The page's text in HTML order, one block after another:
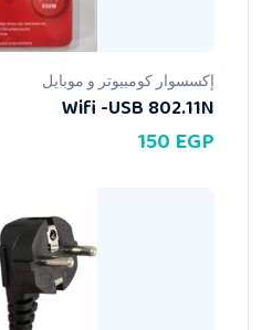
إكسسوار كومبيوتر و موبايل
Wifi -USB 802.11N
150EGP